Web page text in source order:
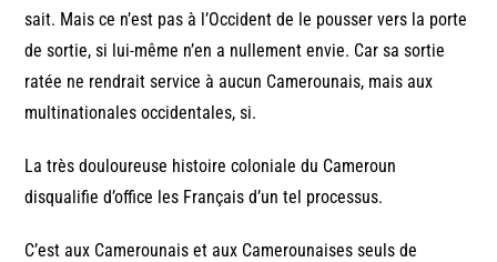
sait. Mais ce n’est pas à l’Occident de le pousser vers la porte
de sortie, si lui-même n’en a nullement envie. Car sa sortie
ratée ne rendrait service à aucun Camerounais, mais aux
multinationales occidentales, si.
La très douloureuse histoire coloniale du Cameroun
disqualifie d’office les Français d’un tel processus.
C’est aux Camerounais et aux Camerounaises seuls de